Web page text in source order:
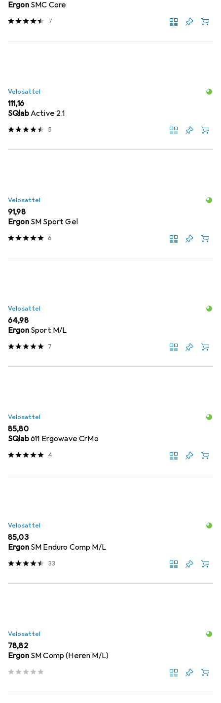
Ergon SMC Core
7
Velosattel
EUR
111,16
SQlabActive 2.1
5
Velosattel
EUR
91,98
Ergon SM Sport Gel
6
Velosattel
EUR
64,98
Ergon Sport M/L
7
Velosattel
EUR
85,80
SQlab611 Ergowave CrMo
4
Velosattel
EUR
85,03
Ergon SM Enduro Comp M/L
33
Velosattel
EUR
78,82
Ergon SM Comp (Heren M/L)